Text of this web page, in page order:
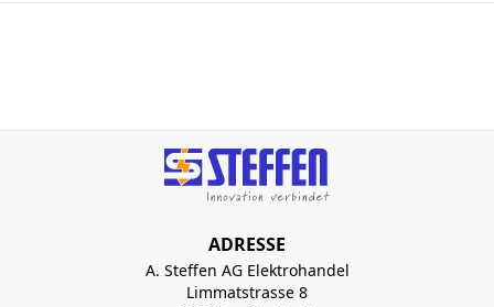
ADRESSE
A. Steffen AG Elektrohandel
Limmatstrasse 8